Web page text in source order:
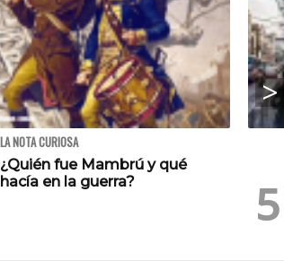
LA NOTA CURIOSA
¿Quién fue Mambrú y qué
hacía en la guerra?